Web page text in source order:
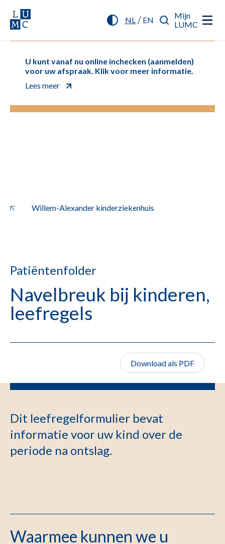
NL/ EN
Mijn
LUMC
U kunt vanaf nu online inchecken (aanmelden)
voor uw afspraak. Klik voor meer informatie.
Lees meer
Willem-Alexander kinderziekenhuis
Patiëntenfolder
Navelbreuk bij kinderen,
leefregels
Download als PDF
Dit leefregelformulier bevat
informatie voor uw kind over de
periode na ontslag.
Waarmee kunnen we u